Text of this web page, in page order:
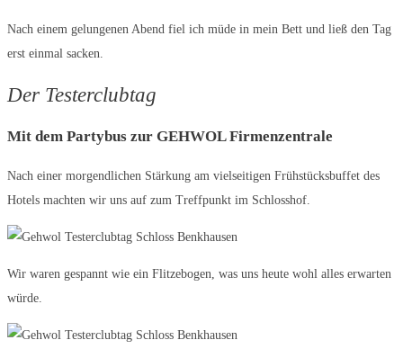
Nach einem gelungenen Abend fiel ich müde in mein Bett und ließ den Tag
erst einmal sacken.
Der Testerclubtag
Mit dem Partybus zur GEHWOL Firmenzentrale
Nach einer morgendlichen Stärkung am vielseitigen Frühstücksbuffet des
Hotels machten wir uns auf zum Treffpunkt im Schlosshof.
Wir waren gespannt wie ein Flitzebogen, was uns heute wohl alles erwarten
würde.